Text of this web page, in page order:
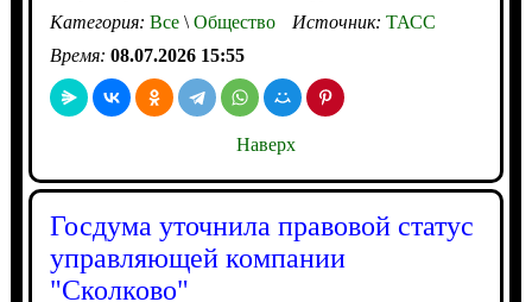
Категория: Все\Общество Источник: ТАСС
Время: 08.07.2026 15:55
Наверх
Госдума уточнила правовой статус
управляющей компании
"Сколково"